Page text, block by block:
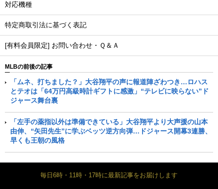
対応機種
特定商取引法に基づく表記
[有料会員限定] お問い合わせ・Ｑ＆Ａ
MLBの前後の記事
「ムネ、打ちました？」大谷翔平の声に報道陣ざわつき…ロハス
とテオは「64万円高級時計ギフトに感激」“テレビに映らない”ド
ジャース舞台裏
「左手の薬指以外は準備できている」大谷翔平より大声援の山本
由伸、“矢田先生”に学ぶベッツ逆方向弾…ドジャース開幕3連勝、
早くも王朝の風格
毎日6時・11時・17時に最新記事をお届けします